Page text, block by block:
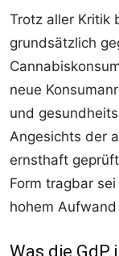
Trotz aller Kritik
grundsätzlich
neue
und
Angesichts der
ernsthaft
Form tragbar
hohem
Was die